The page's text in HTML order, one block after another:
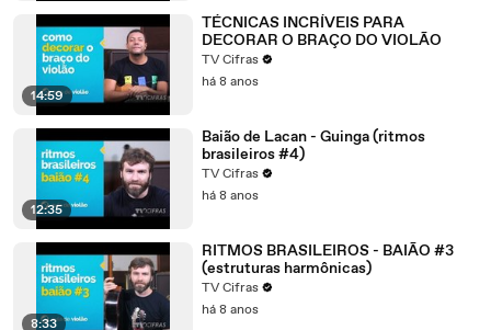
14:59
TÉCNICAS INCRÍVEIS PARA
DECORAR O BRAÇO DO VIOLÃO
TV Cifras
há 8 anos
12:35
Baião de Lacan - Guinga (ritmos
brasileiros #4)
TV Cifras
há 8 anos
8:33
RITMOS BRASILEIROS - BAIÃO #3
(estruturas harmônicas)
TV Cifras
há 8 anos